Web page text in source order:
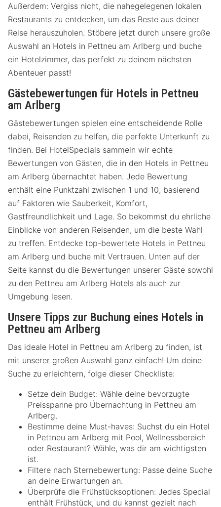
Außerdem: Vergiss nicht, die nahegelegenen lokalen
Restaurants zu entdecken, um das Beste aus deiner
Reise herauszuholen. Stöbere jetzt durch unsere große
Auswahl an Hotels in Pettneu am Arlberg und buche
ein Hotelzimmer, das perfekt zu deinem nächsten
Abenteuer passt!
Gästebewertungen für Hotels in Pettneu
am Arlberg
Gästebewertungen spielen eine entscheidende Rolle
dabei, Reisenden zu helfen, die perfekte Unterkunft zu
finden. Bei HotelSpecials sammeln wir echte
Bewertungen von Gästen, die in den Hotels in Pettneu
am Arlberg übernachtet haben. Jede Bewertung
enthält eine Punktzahl zwischen 1 und 10, basierend
auf Faktoren wie Sauberkeit, Komfort,
Gastfreundlichkeit und Lage. So bekommst du ehrliche
Einblicke von anderen Reisenden, um die beste Wahl
zu treffen. Entdecke top-bewertete Hotels in Pettneu
am Arlberg und buche mit Vertrauen. Unten auf der
Seite kannst du die Bewertungen unserer Gäste sowohl
zu den Pettneu am Arlberg Hotels als auch zur
Umgebung lesen.
Unsere Tipps zur Buchung eines Hotels in
Pettneu am Arlberg
Das ideale Hotel in Pettneu am Arlberg zu finden, ist
mit unserer großen Auswahl ganz einfach! Um deine
Suche zu erleichtern, folge dieser Checkliste:
Setze dein Budget: Wähle deine bevorzugte
Preisspanne pro Übernachtung in Pettneu am
Arlberg.
Bestimme deine Must-haves: Suchst du ein Hotel
in Pettneu am Arlberg mit Pool, Wellnessbereich
oder Restaurant? Wähle, was dir am wichtigsten
ist.
Filtere nach Sternebewertung: Passe deine Suche
an deine Erwartungen an.
Überprüfe die Frühstücksoptionen: Jedes Special
enthält Frühstück, und du kannst gezielt nach